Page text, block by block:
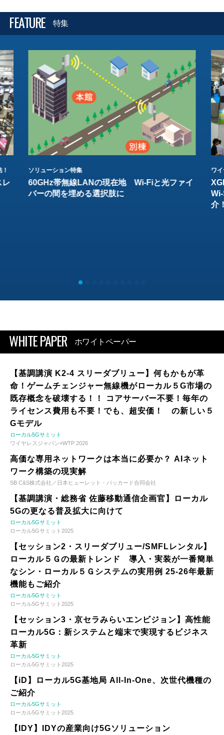
FEATURE 特集
レ
ソリューション特集
60GHz帯無線LANの現在地 Wi-Fiと光ファイ
バーの間を埋める選択肢に
ワ
介
WHITE PAPER ホワイトペーパー
【基調講演 K2-4 スリーダブリュー】何もかもが革
命！ゲームチェンジャー無線機がローカル５G市場の
既存概念を破壊する！！ コアサーバー不要！毎年の
ライセンス費用も不要！でも、超安価！ の新しい５
Gモデル
ローカル5Gサミット
ワイヤレスジャパン×WTP 2026
高価な専用ネットワークは本当に必要か？ AIネット
ワーク構築の現実解
SB C&S株式会社／日本ヒューレット・パッカード合同会社
【基調講演・総務省 佐藤移動通信企画官】ローカル
5Gの更なる普及拡大に向けて
ローカル5Gサミット
ローカル5Gサミット2025
【セッション2・スリーダブリュー/SMFLレンタル】
ローカル５Ｇの最新トレンド 導入・実装が一番簡単
なシン・ローカル５Ｇシステムの実用例 25-26年最新
機能もご紹介
ローカル5Gサミット
ローカル5Gサミット2025
【セッション3・京セラみらいエンビジョン】高性能
ローカル5G：新システムと端末で実現するビジネス
革新
ローカル5Gサミット
ローカル5Gサミット2025
【iD】ローカル5G基地局 All-In-One、次世代機種の
ご紹介
ローカル5Gサミット
ローカル5Gサミット2025
【IDY】IDYの産業向け5Gソリューション